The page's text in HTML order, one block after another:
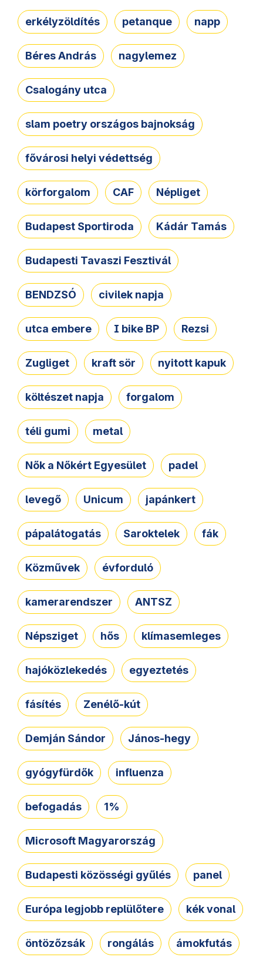
erkélyzöldítés petanque napp
Béres András nagylemez
Csalogány utca
slam poetry országos bajnokság
fővárosi helyi védettség
körforgalom CAF Népliget
Budapest Sportiroda Kádár Tamás
Budapesti Tavaszi Fesztivál
BENDZSÓ civilek napja
utca embere I bike BP Rezsi
Zugliget kraft sör nyitott kapuk
költészet napja forgalom
téli gumi metal
Nők a Nőkért Egyesület padel
levegő Unicum japánkert
pápalátogatás Saroktelek fák
Közművek évforduló
kamerarendszer ANTSZ
Népsziget hős klímasemleges
hajóközlekedés egyeztetés
fásítés Zenélő-kút
Demján Sándor János-hegy
gyógyfürdők influenza
befogadás 1%
Microsoft Magyarország
Budapesti közösségi gyűlés panel
Európa legjobb replülőtere kék vonal
öntözőzsák rongálás ámokfutás